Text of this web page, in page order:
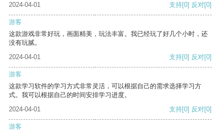
2024-04-01
支持[0] 反对[0]
游客
这款游戏非常好玩，画面精美，玩法丰富。我已经玩了好几个小时，还
没有玩腻。
2024-04-01
支持[0] 反对[0]
游客
这款学习软件的学习方式非常灵活，可以根据自己的需求选择学习方
式。我可以根据自己的时间安排学习进度。
2024-04-01
支持[0] 反对[0]
游客